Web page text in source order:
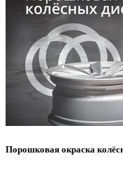
Порошковая окраска